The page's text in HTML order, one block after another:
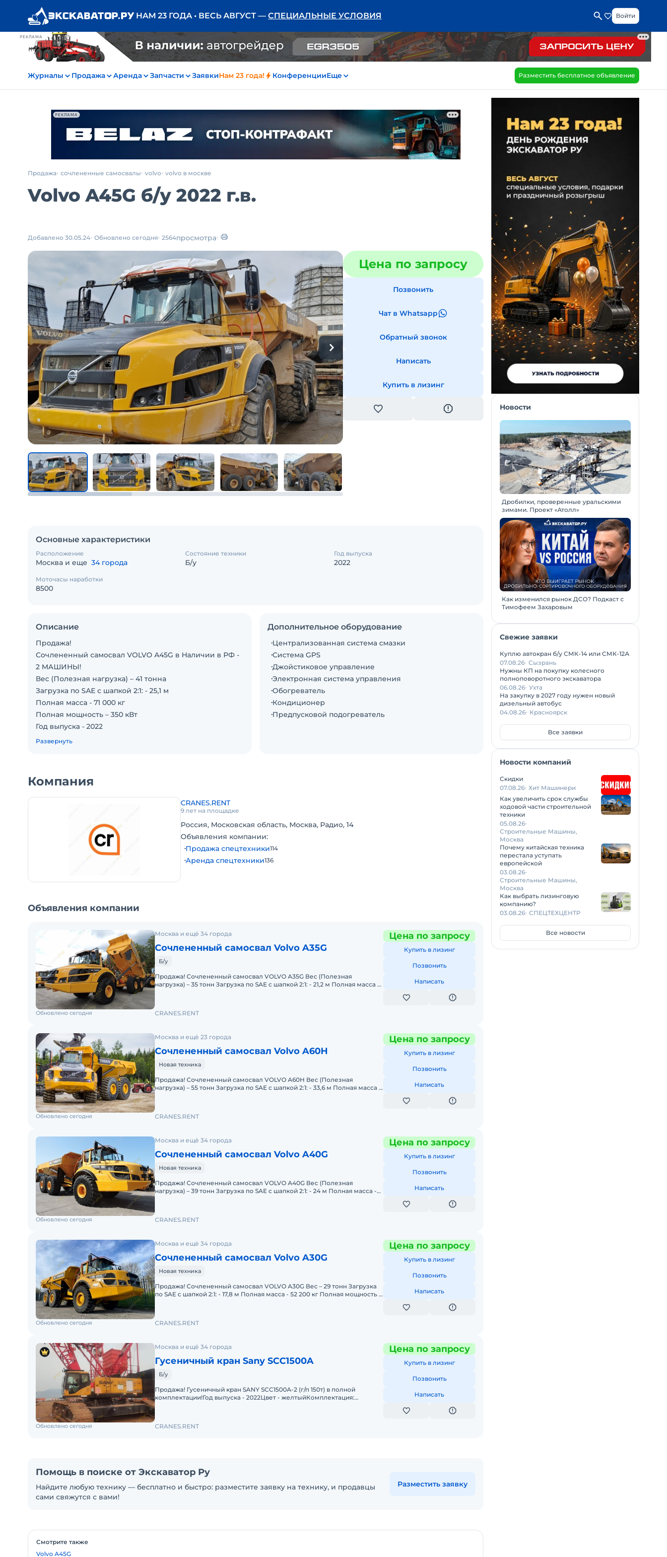
РЕКЛАМА
НАМ 23 ГОДА • ВЕСЬ АВГУСТ — СПЕЦИАЛЬНЫЕ УСЛОВИЯ Войти
Журналы Продажа Аренда Запчасти ЗаявкиНам 23 года! КонференцииЕще Разместить бесплатное объявление
РЕКЛАМА
Продажа сочлененные самосвалы volvo volvo в москве
Volvo A45G б/у 2022 г.в.
Добавлено 30.05.24 Обновлено сегодня 2564просмотра
Цена по запросу
Позвонить
Чат в Whatsapp
Обратный звонок
Написать
Купить в лизинг
Основные характеристики
Расположение
Москва и еще 34 города
Состояние техники
Б/у
Год выпуска
2022
Моточасы наработки
8500
Описание
Продажа!
Сочлененный самосвал VOLVO A45G в Наличии в РФ -
2 МАШИНЫ!
Вес (Полезная нагрузка) – 41 тонна
Загрузка по SAE с шапкой 2:1: - 25,1 м
Полная масса - 71 000 кг
Полная мощность – 350 кВт
Год выпуска - 2022
Наработка - 8500 м/ч.
В наличии 2 единицы, 2022 г.в.
Полный комплект документов вкл ПСМ и Утиль сбор!
Стоимость на складе в Москве - по запросу!
Доставим в любую точку России.
Возможна продажа в лизинг.
Развернуть
Дополнительное оборудование
Централизованная система смазки
Система GPS
Джойстиковое управление
Электронная система управления
Обогреватель
Кондиционер
Предпусковой подогреватель
Компания
CRANES.RENT
9 лет на площадке
Россия, Московская область, Москва, Радио, 14
Объявления компании:
Продажа спецтехники114
Аренда спецтехники136
Объявления компании
Москва и ещё 34 города
Сочлененный самосвал Volvo A35G
Б/у
Продажа! Сочлененный самосвал VOLVO A35G Вес (Полезная
нагрузка) – 35 тонн Загрузка по SAE с шапкой 2:1: - 21,2 м Полная масса -
Цена по запросу
Купить в лизинг
Позвонить
Написать
Обновлено сегодня CRANES.RENT
Москва и ещё 23 города
Сочлененный самосвал Volvo A60H
Новая техника
Продажа! Сочлененный самосвал VOLVO A60H Вес (Полезная
нагрузка) – 55 тонн Загрузка по SAE с шапкой 2:1: - 33,6 м Полная масса -
Цена по запросу
Купить в лизинг
Позвонить
Написать
Обновлено сегодня CRANES.RENT
Москва и ещё 34 города
Сочлененный самосвал Volvo A40G
Новая техника
Продажа! Сочлененный самосвал VOLVO A40G Вес (Полезная
нагрузка) – 39 тонн Загрузка по SAE с шапкой 2:1: - 24 м Полная масса -
Цена по запросу
Купить в лизинг
Позвонить
Написать
Обновлено сегодня CRANES.RENT
Москва и ещё 34 города
Сочлененный самосвал Volvo A30G
Новая техника
Продажа! Сочлененный самосвал VOLVO A30G Вес – 29 тонн Загрузка
по SAE с шапкой 2:1: - 17,8 м Полная масса - 52 200 кг Полная мощность –
Цена по запросу
Купить в лизинг
Позвонить
Написать
Обновлено сегодня CRANES.RENT
Москва и ещё 34 города
Гусеничный кран Sany SCC1500A
Б/у
Продажа! Гусеничный кран SANY SCC1500A-2 (г/п 150т) в полной
комплектации!Год выпуска - 2022Цвет - желтыйКомплектация:
Цена по запросу
Купить в лизинг
Позвонить
Написать
Обновлено сегодня CRANES.RENT
Помощь в поиске от Экскаватор Ру
Найдите любую технику — бесплатно и быстро: разместите заявку на технику, и продавцы
сами свяжутся с вами!
Разместить заявку
Смотрите также
Volvo A45G
Новости
Дробилки, проверенные уральскими
зимами. Проект «Атолл»
Как изменился рынок ДСО? Подкаст с
Тимофеем Захаровым
Свежие заявки
Куплю автокран б/у СМК-14 или СМК-12А
07.08.26 Сызрань
Нужны КП на покупку колесного
полноповоротного экскаватора
06.08.26 Ухта
На закупку в 2027 году нужен новый
дизельный автобус
04.08.26 Красноярск
Все заявки
Новости компаний
Скидки
07.08.26 Хит Машинери
Как увеличить срок службы
ходовой части строительной
техники
05.08.26
Строительные Машины,
Москва
Почему китайская техника
перестала уступать
европейской
03.08.26
Строительные Машины,
Москва
Как выбрать лизинговую
компанию?
03.08.26 СПЕЦТЕХЦЕНТР
Все новости